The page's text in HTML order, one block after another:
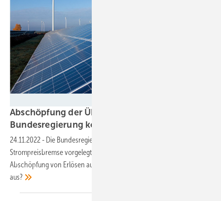
Abschöpfung der Übergewinne: Was hat die
Bundesregierung konkret
24.11.2022 - Die Bundesregierung hat einen Entwurf für ein Gesetz zur
Strompreisbremse vorgelegt. Dieses enthält auch Regelungen zur
Abschöpfung von Erlösen aus Ökostromanlagen. Wie sehen diese
aus?